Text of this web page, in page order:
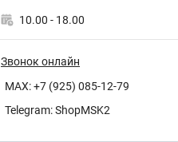
10.00 - 18.00
Звонок онлайн
MAX: +7 (925) 085-12-79
Telegram: ShopMSK2